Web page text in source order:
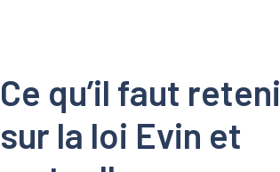
Ce qu’il faut
sur la loi Evin et